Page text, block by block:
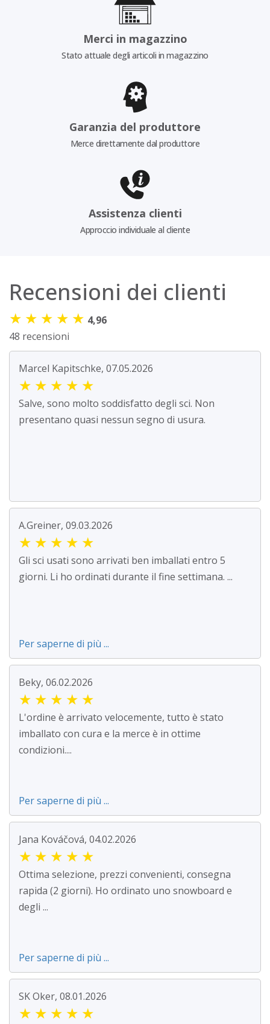
Merci in magazzino
Stato attuale degli articoli in magazzino
Garanzia del produttore
Merce direttamente dal produttore
Assistenza clienti
Approccio individuale al cliente
Recensioni dei clienti
★ ★ ★ ★ ★ 4,96
48 recensioni
Marcel Kapitschke, 07.05.2026
★ ★ ★ ★ ★
Salve, sono molto soddisfatto degli sci. Non
presentano quasi nessun segno di usura.
A.Greiner, 09.03.2026
★ ★ ★ ★ ★
Gli sci usati sono arrivati ben imballati entro 5
giorni. Li ho ordinati durante il fine settimana. ...
Per saperne di più ...
Beky, 06.02.2026
★ ★ ★ ★ ★
L'ordine è arrivato velocemente, tutto è stato
imballato con cura e la merce è in ottime
condizioni....
Per saperne di più ...
Jana Kováčová, 04.02.2026
★ ★ ★ ★ ★
Ottima selezione, prezzi convenienti, consegna
rapida (2 giorni). Ho ordinato uno snowboard e
degli ...
Per saperne di più ...
SK Oker, 08.01.2026
★ ★ ★ ★ ★